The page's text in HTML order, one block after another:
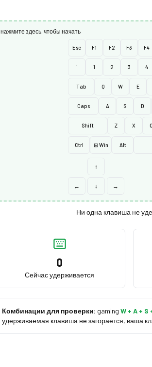
нажмите здесь, чтобы начать
Esc F1 F2 F3 F4
` 1 2 3 4
Tab Q W E
Caps A S D
Shift Z X C
Ctrl ⊞ Win Alt
↑
← ↓ →
Ни одна клавиша не
0
Сейчас удерживается
Комбинации для проверки: gaming W + A +
удерживаемая клавиша не загорается, ваша